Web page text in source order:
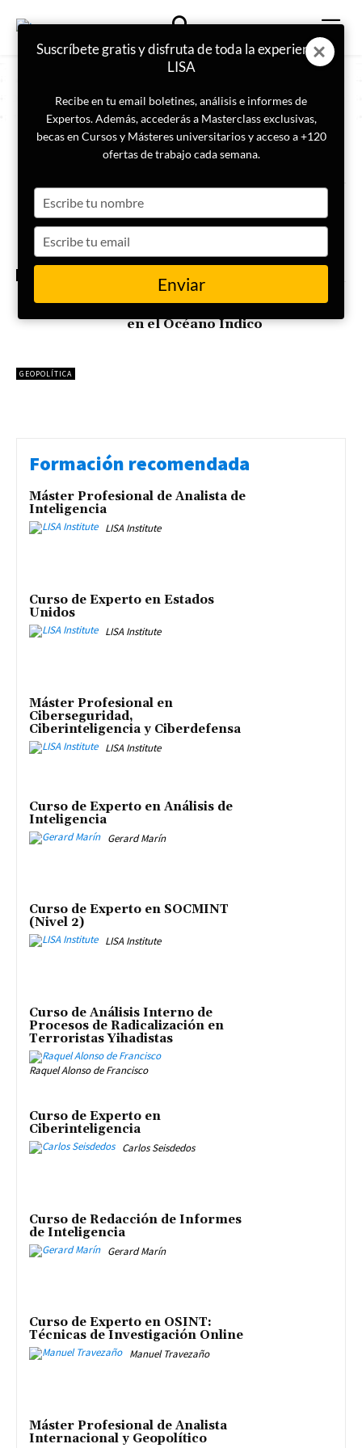
ETIQUETA
Rutas comerciales
El despertar del Ártico: nuevas
rutas comerciales y soberanía
GEOPOLÍTICA
El proyecto Mausam: la
en el Océano Índico
Formación recomendada
Máster Profesional de Analista de
Inteligencia
LISA Institute
Curso de Experto en Estados
Unidos
LISA Institute
Máster Profesional en
Ciberseguridad,
Ciberinteligencia y Ciberdefensa
LISA Institute
Curso de Experto en Análisis de
Inteligencia
Gerard Marín
Curso de Experto en SOCMINT
(Nivel 2)
LISA Institute
Curso de Análisis Interno de
Procesos de Radicalización en
Terroristas Yihadistas
Raquel Alonso de Francisco
Curso de Experto en
Ciberinteligencia
Carlos Seisdedos
Curso de Redacción de Informes
de Inteligencia
Gerard Marín
Curso de Experto en OSINT:
Técnicas de Investigación Online
Manuel Travezaño
Máster Profesional de Analista
Internacional y Geopolítico
Suscríbete gratis y disfruta de toda la experiencia
LISA
Recibe en tu email boletines, análisis e informes de
Expertos. Además, accederás a Masterclass exclusivas,
becas en Cursos y Másteres universitarios y acceso a +120
ofertas de trabajo cada semana.
your
name
your
email
Enviar